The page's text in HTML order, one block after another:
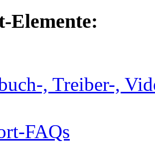
Elemente:
, Treiber-,
FAQs